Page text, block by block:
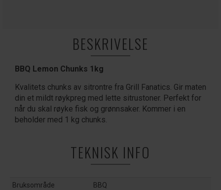
BESKRIVELSE
BBQ Lemon Chunks 1kg
Kvalitets chunks av sitrontre fra Grill Fanatics. Gir maten
din et mildt røykpreg med lette sitrustoner. Perfekt for
når du skal røyke fisk og grønnsaker. Kommer i en
beholder med 1 kg chunks.
TEKNISK INFO
Bruksområde BBQ